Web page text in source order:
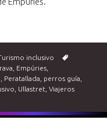
en la Costa Brava.
inclusivo
Empúries
Peratallada perros guía
Ullastret ,Viajeros
en família e inclusivo en la